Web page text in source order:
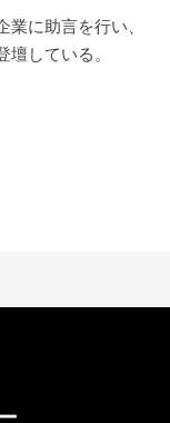
業に助言を行い、
壇している。